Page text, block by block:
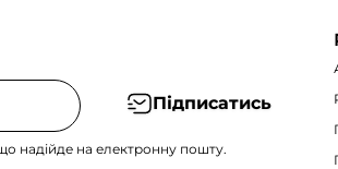
Підписатись
надійде на електронну пошту.